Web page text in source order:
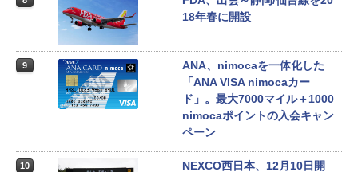
18年春に開設
9
ANA、nimocaを一体化した
「ANA VISA nimocaカー
ド」。最大7000マイル＋1000
nimocaポイントの入会キャン
ペーン
10
NEXCO西日本、12月10日開